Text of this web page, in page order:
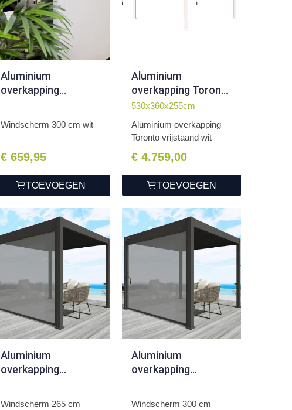
Aluminium
overkapping
Windscherm 300 cm wit
€ 659,95
TOEVOEGEN
Aluminium
overkapping Toronto
vrijstaand 360 x 530
530x360x255cm
Aluminium overkapping
Toronto vrijstaand wit
€ 4.759,00
TOEVOEGEN
Aluminium
overkapping
Windscherm 265 cm
Aluminium
overkapping
Windscherm 300 cm